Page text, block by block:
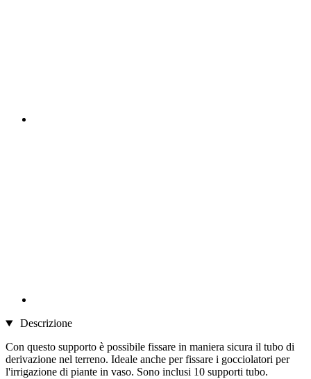
Descrizione
Con questo supporto è possibile fissare in maniera sicura il tubo di
derivazione nel terreno. Ideale anche per fissare i gocciolatori per
l'irrigazione di piante in vaso. Sono inclusi 10 supporti tubo.